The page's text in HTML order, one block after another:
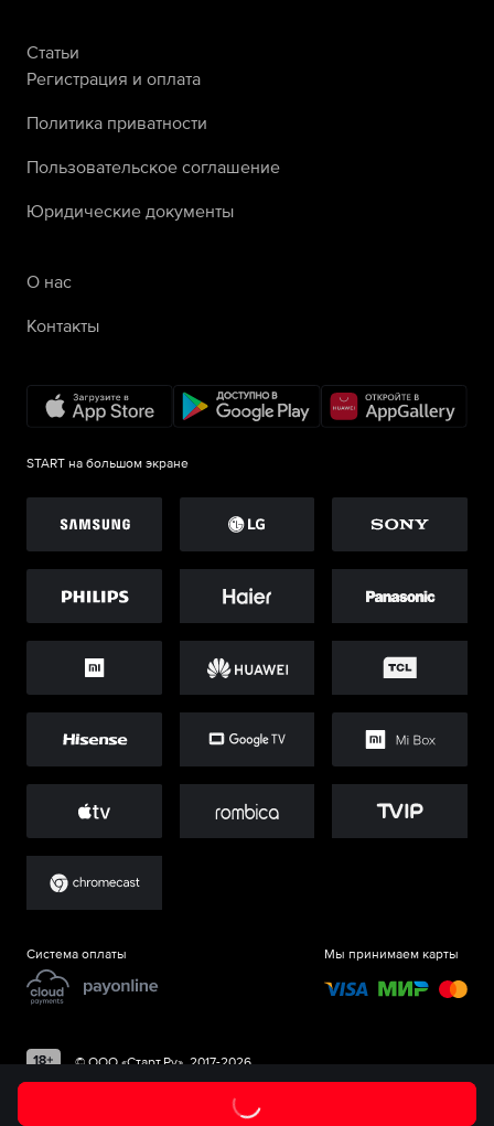
Статьи
Регистрация и оплата
Политика приватности
Пользовательское соглашение
Юридические документы
О нас
Контакты
START на большом экране
Система оплаты Мы принимаем карты
©ООО «Старт.Ру», 2017-2026